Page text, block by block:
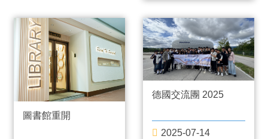
圖書館重開
德國交流團 2025
2025-07-14